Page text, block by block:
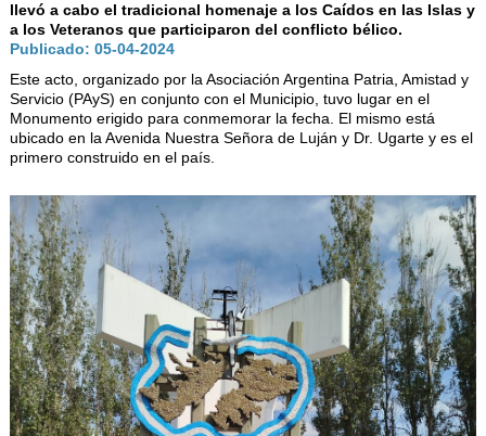
AUTORIDADES
BENEFICIOS
NOTICIAS & ACTIVIDADES
ESCUELA NÁUTICA
SOCIOS
NEWSLETTER
SUSCRIBIRSE
VER NEWSLETTER
CONTACTO
CONTACTENOS
llevó a cabo el tradicional homenaje a los Caídos en las Islas y
a los Veteranos que participaron del conflicto bélico.
Publicado: 05-04-2024
Este acto, organizado por la Asociación Argentina Patria, Amistad y
Servicio (PAyS) en conjunto con el Municipio, tuvo lugar en el
Monumento erigido para conmemorar la fecha. El mismo está
ubicado en la Avenida Nuestra Señora de Luján y Dr. Ugarte y es el
primero construido en el país.